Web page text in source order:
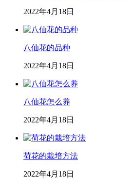
2022年4月18日
八仙花的品种
2022年4月18日
八仙花怎么养
2022年4月18日
荷花的栽培方法
2022年4月18日